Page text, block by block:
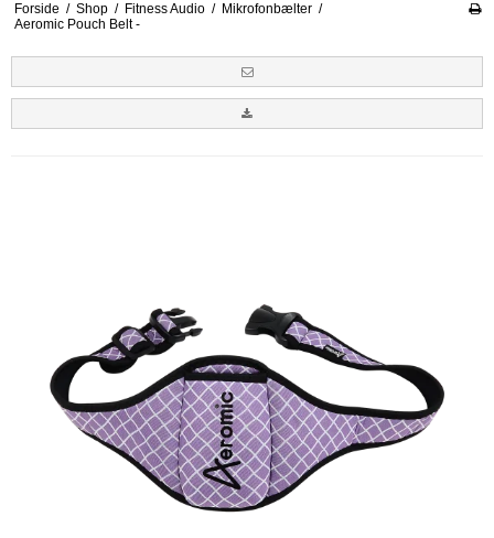
Forside / Shop / Fitness Audio / Mikrofonbælter /
Aeromic Pouch Belt -